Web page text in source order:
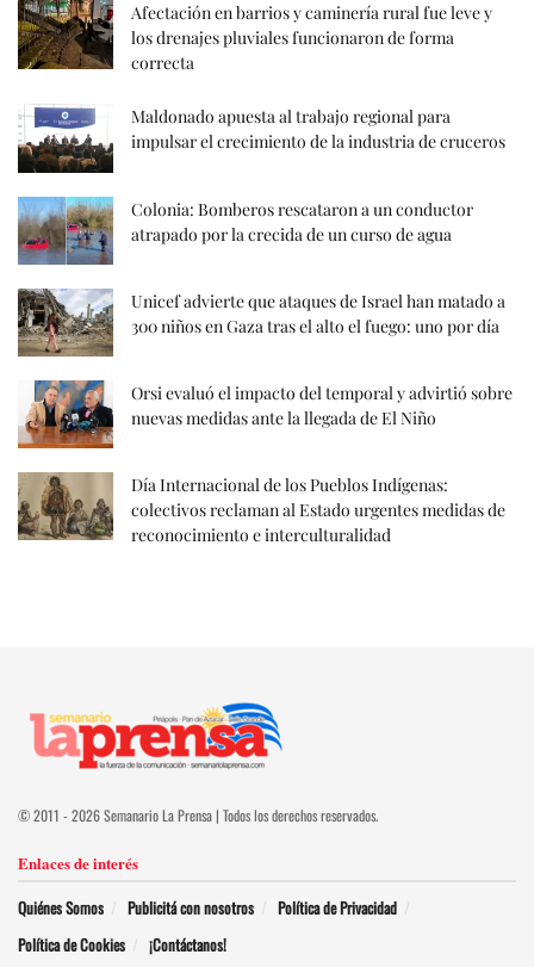
Afectación en barrios y caminería rural fue leve y
los drenajes pluviales funcionaron de forma
correcta
Maldonado apuesta al trabajo regional para
impulsar el crecimiento de la industria de cruceros
Colonia: Bomberos rescataron a un conductor
atrapado por la crecida de un curso de agua
Unicef advierte que ataques de Israel han matado a
300 niños en Gaza tras el alto el fuego: uno por día
Orsi evaluó el impacto del temporal y advirtió sobre
nuevas medidas ante la llegada de El Niño
Día Internacional de los Pueblos Indígenas:
colectivos reclaman al Estado urgentes medidas de
reconocimiento e interculturalidad
© 2011 - 2026 Semanario La Prensa | Todos los derechos reservados.
Enlaces de interés
Quiénes Somos Publicitá con nosotros
Política de Privacidad
Política de Cookies
¡Contáctanos!